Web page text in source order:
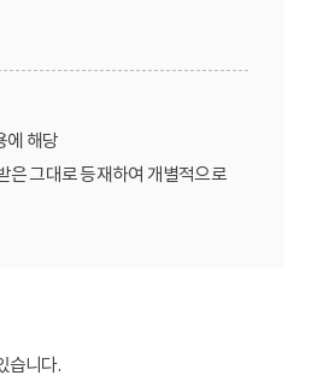
에 해당
은 그대로 등재하여 개별적으로
습니다.